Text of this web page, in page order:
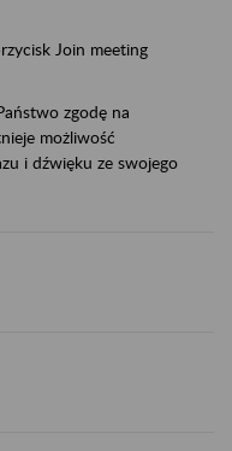
Join meeting
zgodę na
możliwość
i dźwięku ze swojego